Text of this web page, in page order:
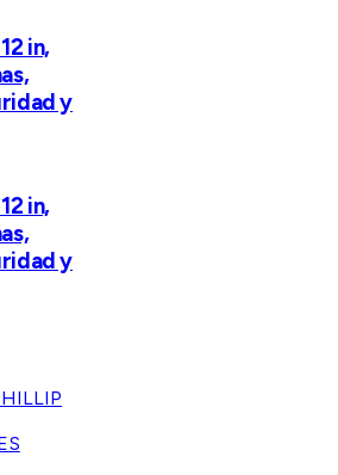
in,
y
in,
y